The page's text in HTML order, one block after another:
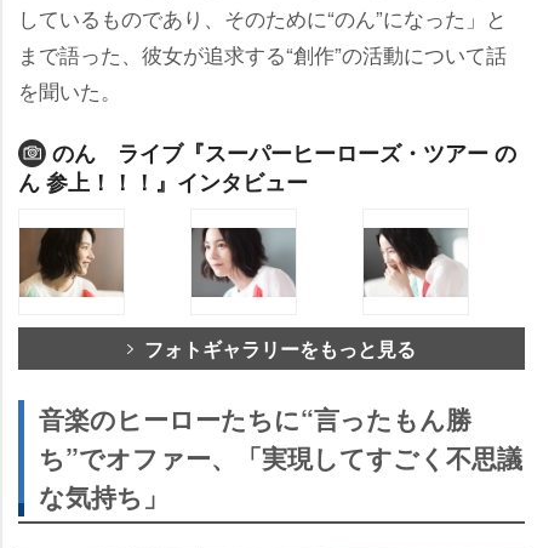
しているものであり、そのために“のん”になった」と
まで語った、彼女が追求する“創作”の活動について話
を聞いた。
のん ライブ『スーパーヒーローズ・ツアー の
ん 参上！！！』インタビュー
フォトギャラリーをもっと見る
音楽のヒーローたちに“言ったもん勝
ち”でオファー、「実現してすごく不思議
な気持ち」